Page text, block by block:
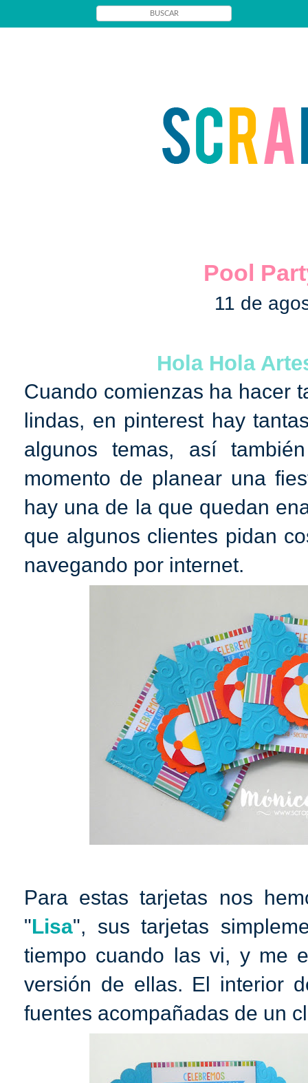
Pool
11 de
Hola Hola
Cuando comienzas ha hacer
lindas, en pinterest hay
algunos temas, así
momento de planear una
hay una de la que quedan
que algunos clientes pidan
navegando por internet.
Para estas tarjetas nos
"Lisa", sus tarjetas
tiempo cuando las vi, y me
versión de ellas. El interior
fuentes acompañadas de un